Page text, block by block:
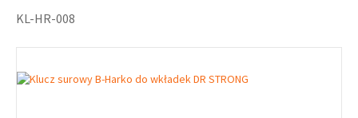
KL-HR-008